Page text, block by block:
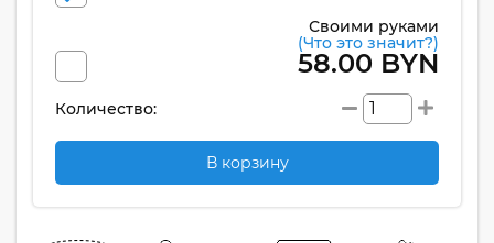
Своими руками
(Что это значит?)
58.00 BYN
Количество:
В корзину